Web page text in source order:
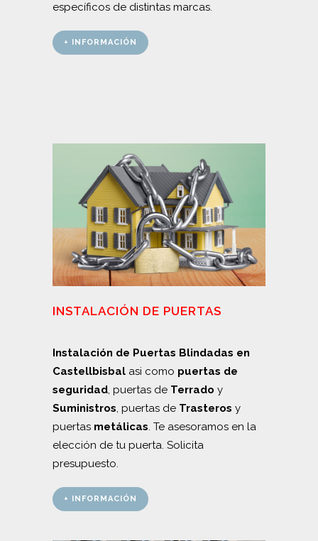
específicos de distintas marcas.
+ INFORMACIÓN
INSTALACIÓN DE PUERTAS
Instalación de Puertas Blindadas en
Castellbisbal asi como puertas de
seguridad , puertas de Terrado y
Suministros , puertas de Trasteros y
puertas metálicas . Te asesoramos en la
elección de tu puerta. Solicita
presupuesto.
+ INFORMACIÓN